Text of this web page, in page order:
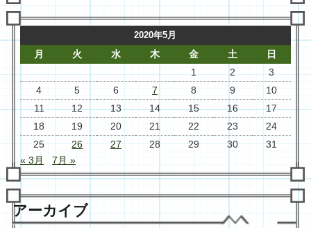
2020年5月
月 火 水 木 金 土
日
1
2
3
4
5 6 7 8 9
10
11
12 13 14 15 16
17
18
19 20 21 22 23
24
25
26 27 28 29 30
31
« 3月
7月 »
アーカイブ